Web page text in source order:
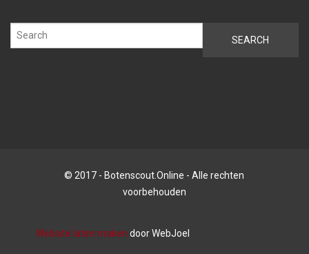
© 2017 - Botenscout.Online - Alle rechten
voorbehouden
Website laten maken door WebJoel